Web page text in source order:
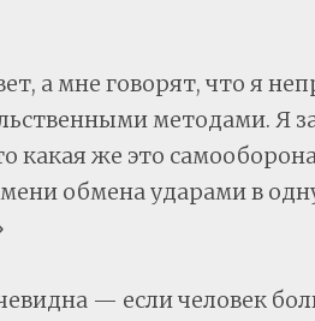
а мне говорят, что я
методами. Я
какая же это
обмена ударами в
— если человек